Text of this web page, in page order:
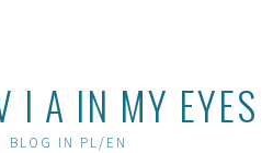
I A IN MY EYES
BLOG IN PL/EN